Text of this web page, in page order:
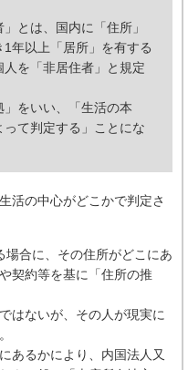
とは、国内に「住所」
年以上「居所」を有する
を「非居住者」と規定
」をいい、「生活の本
て判定する」ことにな
活の中心がどこかで判定さ
場合に、その住所がどこにあ
契約等を基に「住所の推
はないが、その人が現実に
あるかにより、内国法人又